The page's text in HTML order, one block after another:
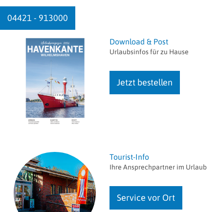
04421 - 913000
Download & Post
Urlaubsinfos für zu Hause
Jetzt bestellen
Tourist-Info
Ihre Ansprechpartner im Urlaub
Service vor Ort